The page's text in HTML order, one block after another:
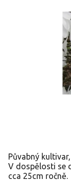
Půvabný
V dospělosti se
cca 25cm ročně.